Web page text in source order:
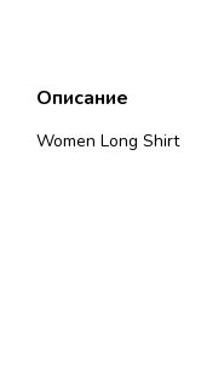
Описание
Women Long Shirt